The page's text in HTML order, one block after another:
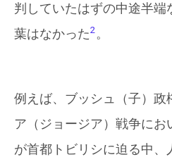
判していたはずの中途半
葉はなかった2。
例えば、ブッシュ（子）政
ア（ジョージア）戦争に
が首都トビリシに迫る中